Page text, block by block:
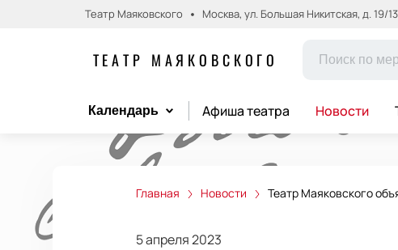
Театр Маяковского Москва, ул. Большая Никитская, д. 19/
ТЕАТР МАЯКОВСКОГО
Календарь Афиша театра Новости
Главная Новости Театр Маяковского
5 апреля 2023